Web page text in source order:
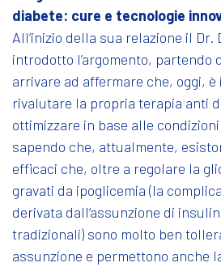
diabete: cure e tecnologie
All’inizio della sua relazione il Dr.
introdotto l’argomento, partendo
arrivare ad affermare che, oggi,
rivalutare la propria terapia anti
ottimizzare in base alle
sapendo che, attualmente,
efficaci che, oltre a regolare la
gravati da ipoglicemia (la
derivata dall’assunzione di
tradizionali) sono molto ben
assunzione e permettono anche